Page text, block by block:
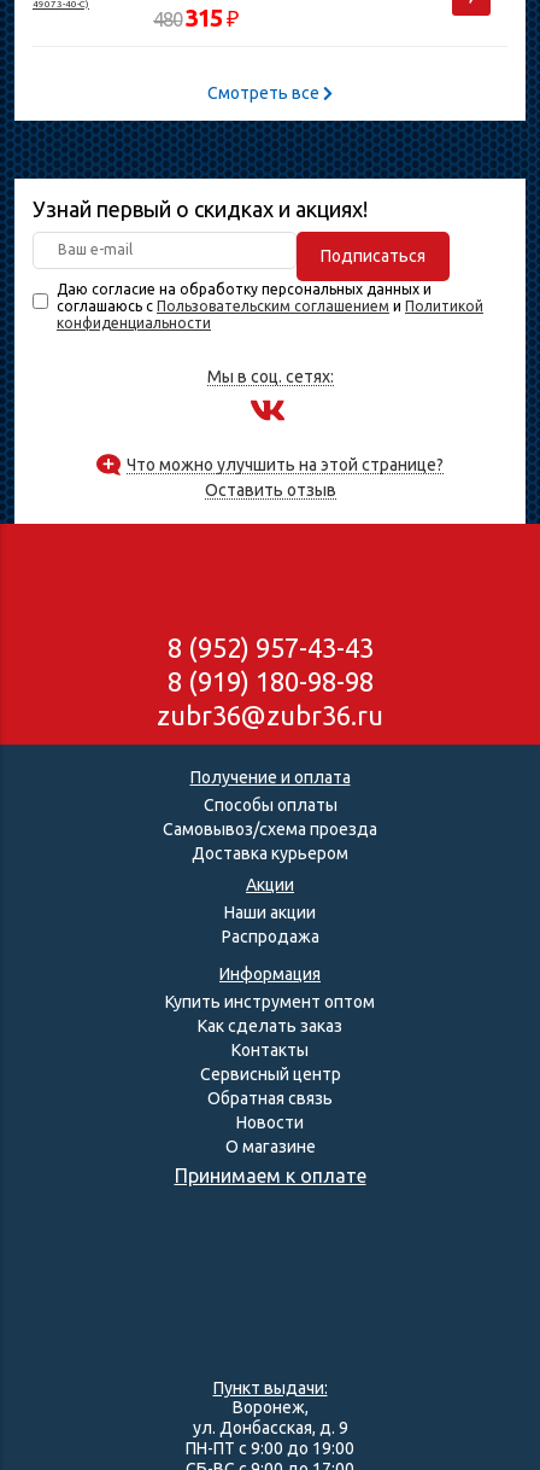
480315 ₽
Смотреть все
Узнай первый о скидках и акциях!
Подписаться
Даю согласие на обработку персональных данных и
соглашаюсь с Пользовательским соглашением и Политикой
конфиденциальности
Мы в соц. сетях:
Что можно улучшить на этой странице?
Оставить отзыв
8 (952) 957-43-43
8 (919) 180-98-98
zubr36@zubr36.ru
Получение и оплата
Способы оплаты
Самовывоз/схема проезда
Доставка курьером
Акции
Наши акции
Распродажа
Информация
Купить инструмент оптом
Как сделать заказ
Контакты
Сервисный центр
Обратная связь
Новости
О магазине
Принимаем к оплате
Пункт выдачи:
Воронеж,
ул. Донбасская, д. 9
ПН-ПТ с 9:00 до 19:00